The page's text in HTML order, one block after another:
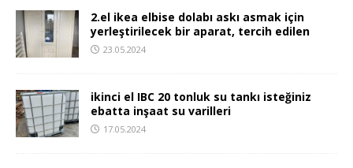
2.el ikea elbise dolabı askı asmak için
yerleştirilecek bir aparat, tercih edilen
23.05.2024
ikinci el IBC 20 tonluk su tankı isteğiniz
ebatta inşaat su varilleri
17.05.2024